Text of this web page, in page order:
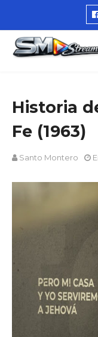
Historia
Fe (1963)
Santo Montero